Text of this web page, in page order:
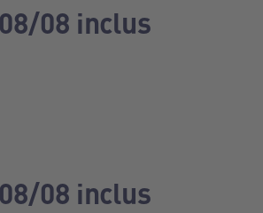
08 inclus
08 inclus